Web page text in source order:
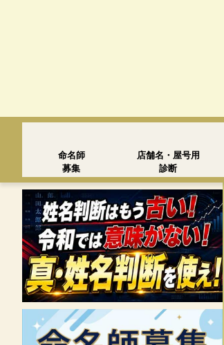
命名師
募集
店舗名・屋号用
診断